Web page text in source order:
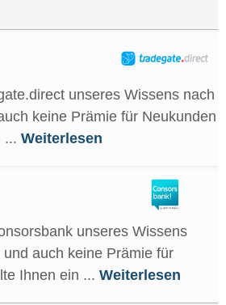
unseres Wissens nach
keine Prämie für Neukunden
... Weiterlesen
unseres Wissens
auch keine Prämie für
Ihnen ein ... Weiterlesen